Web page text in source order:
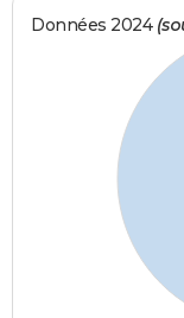
Données 2024